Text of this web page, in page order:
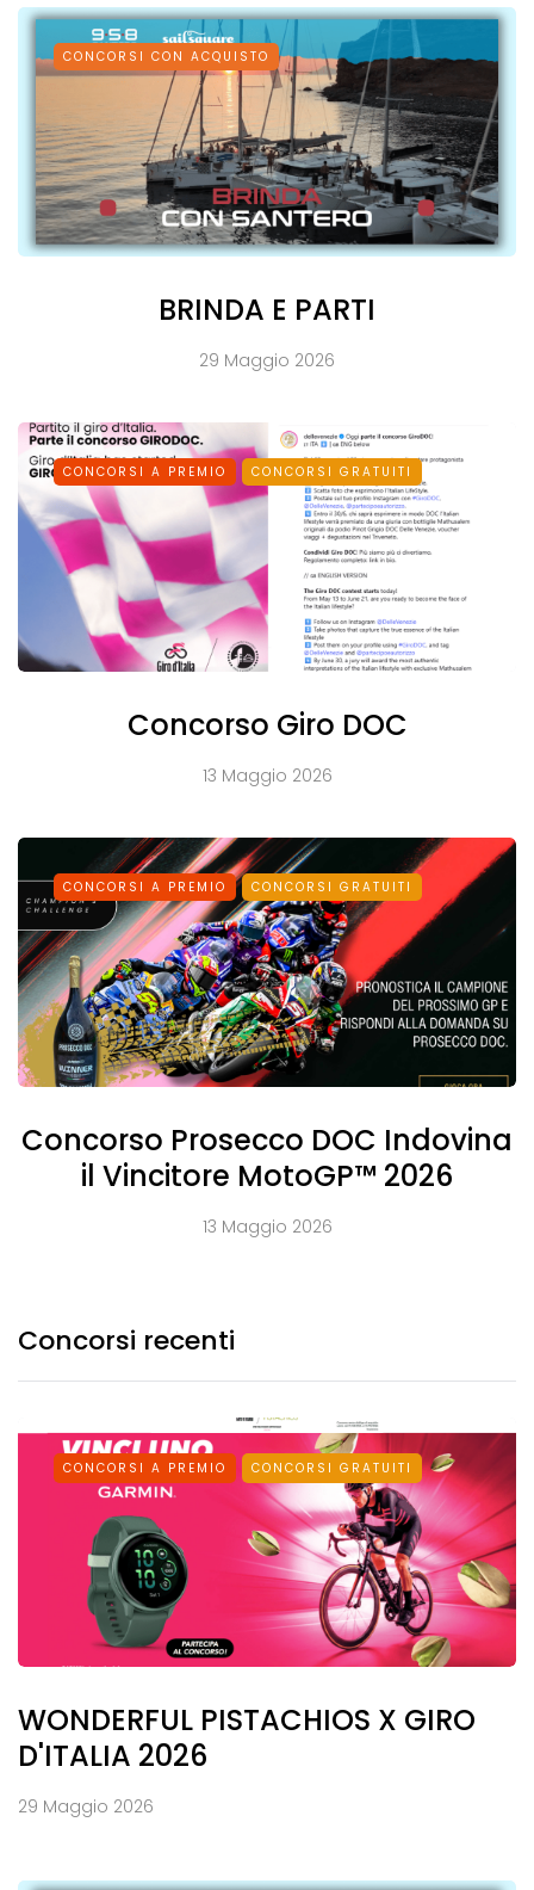
CONCORSI CON ACQUISTO
BRINDA E PARTI
29 Maggio 2026
CONCORSI A PREMIO CONCORSI GRATUITI
Concorso Giro DOC
13 Maggio 2026
CONCORSI A PREMIO CONCORSI GRATUITI
Concorso Prosecco DOC Indovina
il Vincitore MotoGP™ 2026
13 Maggio 2026
Concorsi recenti
CONCORSI A PREMIO CONCORSI GRATUITI
WONDERFUL PISTACHIOS X GIRO
D'ITALIA 2026
29 Maggio 2026